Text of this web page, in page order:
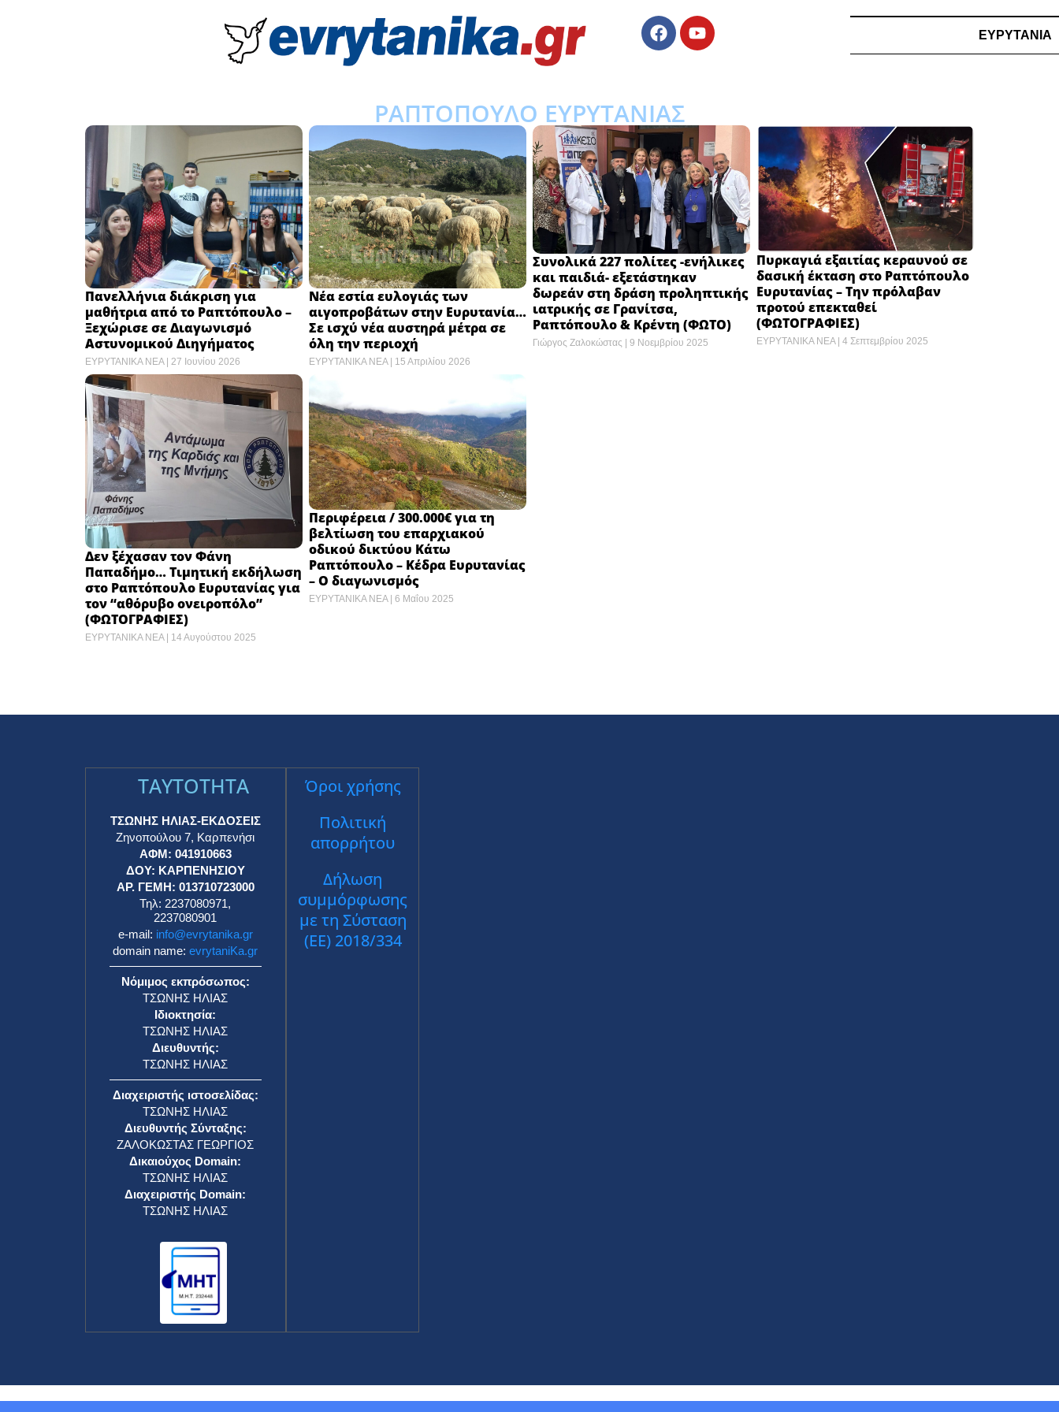
ΕΥΡΥΤΑΝΙΑ
ΡΑΠΤΟΠΟΥΛΟ ΕΥΡΥΤΑΝΙΑΣ
Πανελλήνια διάκριση για
μαθήτρια από το Ραπτόπουλο –
Ξεχώρισε σε Διαγωνισμό
Αστυνομικού Διηγήματος
ΕΥΡΥΤΑΝΙΚΑ ΝΕΑ 27 Ιουνίου 2026
Νέα εστία ευλογιάς των
αιγοπροβάτων στην Ευρυτανία…
Σε ισχύ νέα αυστηρά μέτρα σε
όλη την περιοχή
ΕΥΡΥΤΑΝΙΚΑ ΝΕΑ 15 Απριλίου 2026
Συνολικά 227 πολίτες -ενήλικες
και παιδιά- εξετάστηκαν
δωρεάν στη δράση προληπτικής
ιατρικής σε Γρανίτσα,
Ραπτόπουλο & Κρέντη (ΦΩΤΟ)
Γιώργος Ζαλοκώστας 9 Νοεμβρίου 2025
Πυρκαγιά εξαιτίας κεραυνού σε
δασική έκταση στο Ραπτόπουλο
Ευρυτανίας – Την πρόλαβαν
προτού επεκταθεί
(ΦΩΤΟΓΡΑΦΙΕΣ)
ΕΥΡΥΤΑΝΙΚΑ ΝΕΑ 4 Σεπτεμβρίου 2025
Δεν ξέχασαν τον Φάνη
Παπαδήμο… Τιμητική εκδήλωση
στο Ραπτόπουλο Ευρυτανίας για
τον “αθόρυβο ονειροπόλο”
(ΦΩΤΟΓΡΑΦΙΕΣ)
ΕΥΡΥΤΑΝΙΚΑ ΝΕΑ 14 Αυγούστου 2025
Περιφέρεια / 300.000€ για τη
βελτίωση του επαρχιακού
οδικού δικτύου Κάτω
Ραπτόπουλο – Κέδρα Ευρυτανίας
– Ο διαγωνισμός
ΕΥΡΥΤΑΝΙΚΑ ΝΕΑ 6 Μαΐου 2025
TAYTOTHTA
ΤΣΩΝΗΣ ΗΛΙΑΣ-ΕΚΔΟΣΕΙΣ
Ζηνοπούλου 7, Καρπενήσι
ΑΦΜ: 041910663
ΔΟΥ: ΚΑΡΠΕΝΗΣΙΟΥ
ΑΡ. ΓΕΜΗ: 013710723000
Τηλ: 2237080971,
2237080901
e-mail: info@evrytanika.gr
domain name:evrytaniKa.gr
Νόμιμος εκπρόσωπος:
ΤΣΩΝΗΣ ΗΛΙΑΣ
Ιδιοκτησία:
ΤΣΩΝΗΣ ΗΛΙΑΣ
Διευθυντής:
ΤΣΩΝΗΣ ΗΛΙΑΣ
Διαχειριστής ιστοσελίδας:
ΤΣΩΝΗΣ ΗΛΙΑΣ
Διευθυντής Σύνταξης:
ΖΑΛΟΚΩΣΤΑΣ ΓΕΩΡΓΙΟΣ
Δικαιούχος Domain:
ΤΣΩΝΗΣ ΗΛΙΑΣ
Διαχειριστής Domain:
ΤΣΩΝΗΣ ΗΛΙΑΣ
Όροι χρήσης
Πολιτική
απορρήτου
Δήλωση
συμμόρφωσης
με τη Σύσταση
(ΕΕ) 2018/334